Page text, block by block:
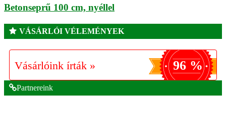
Betonseprű 100 cm, nyéllel
VÁSÁRLÓI VÉLEMÉNYEK
Vásárlóink írták » 96 %
Partnereink